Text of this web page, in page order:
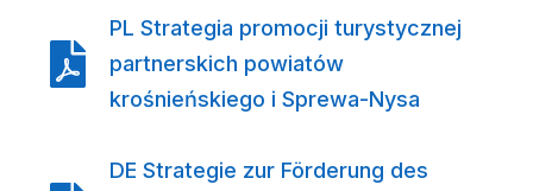
PL Strategia promocji turystycznej
partnerskich powiatów
krośnieńskiego i Sprewa-Nysa
DE Strategie zur Förderung des